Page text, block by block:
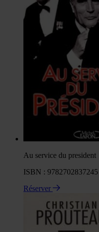
Au service du president
ISBN : 9782702837245
Réserver